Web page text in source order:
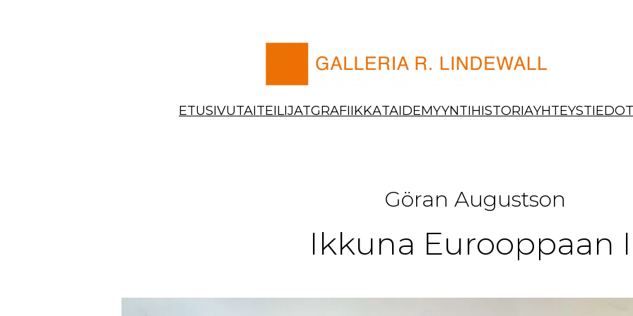
ETUSIVUTAITEILIJATGRAFIIKKATAIDEMYYNTIHISTORIA
Göran Augustson
Ikkuna Eurooppaan